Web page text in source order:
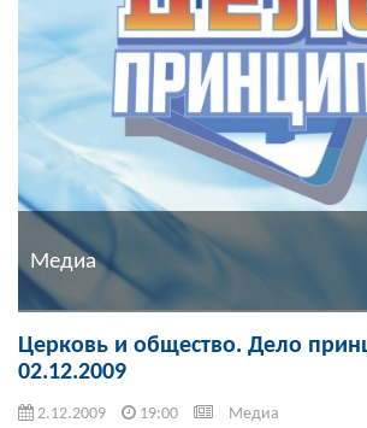
Медиа
Церковь и общество. Дело
02.12.2009
2.12.2009 19:00 Медиа